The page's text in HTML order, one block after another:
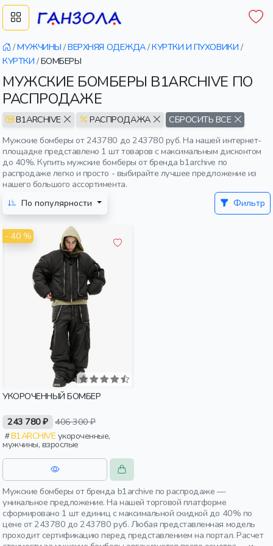
/МУЖЧИНЫ /ВЕРХНЯЯ ОДЕЖДА/КУРТКИ И ПУХОВИКИ /
КУРТКИ /БОМБЕРЫ
МУЖСКИЕ БОМБЕРЫ B1ARCHIVE ПО
РАСПРОДАЖЕ
B1ARCHIVE РАСПРОДАЖА
СБРОСИТЬ ВСЕ
Мужские бомберы от 243780 до 243780 руб. На нашей интернет-
площадке представлено 1 шт товаров с максимальным дисконтом
до 40%. Купить мужские бомберы от бренда b1archive по
распродаже легко и просто - выбирайте лучшее предложение из
нашего большого ассортимента.
По популярности
Фильтр
- 40 %
УКОРОЧЕННЫЙ БОМБЕР
243 780 ₽ 406 300 ₽
B1ARCHIVEукороченные,
мужчины, взрослые
Мужские бомберы от бренда b1archive по распродаже —
уникальное предложение. На нашей торговой платформе
сформировано 1 шт единиц с максимальной скидкой до 40% по
цене от 243780 до 243780 руб. Любая представленная модель
проходит сертификацию перед представлением на портал. Расчет